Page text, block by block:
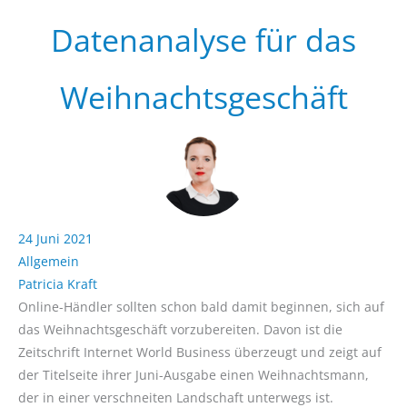
Datenanalyse für das
Weihnachtsgeschäft
24 Juni 2021
Allgemein
Patricia Kraft
Online-Händler sollten schon bald damit beginnen, sich auf
das Weihnachtsgeschäft vorzubereiten. Davon ist die
Zeitschrift Internet World Business überzeugt und zeigt auf
der Titelseite ihrer Juni-Ausgabe einen Weihnachtsmann,
der in einer verschneiten Landschaft unterwegs ist.